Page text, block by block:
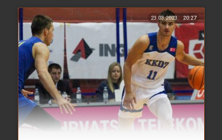
23.03.2023. 20:27